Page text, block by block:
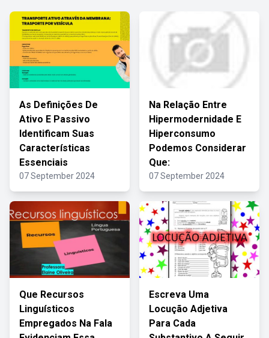
As Definições De
Ativo E Passivo
Identificam Suas
Características
Essenciais
07 September 2024
Na Relação Entre
Hipermodernidade E
Hiperconsumo
Podemos Considerar
Que:
07 September 2024
Que Recursos
Linguísticos
Empregados Na Fala
Escreva Uma
Locução Adjetiva
Para Cada